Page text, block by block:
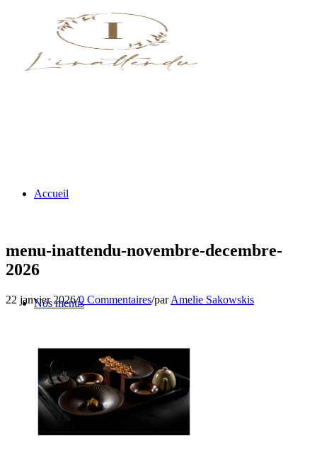
Accueil
Nos menus
L’inattendu
menu-inattendu-novembre-decembre-
2026
22 janvier 2026/0 Commentaires/parAmelie Sakowskis